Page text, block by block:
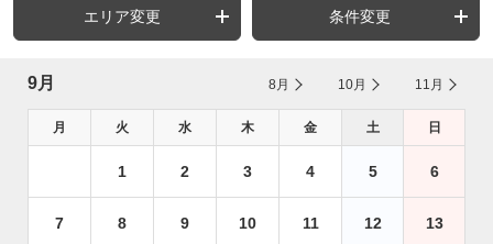
エリア変更 条件変更
9月 8月 10月 11月
月 火 水 木 金 土 日
1 2 3 4 5 6
7 8 9 10 11 12 13